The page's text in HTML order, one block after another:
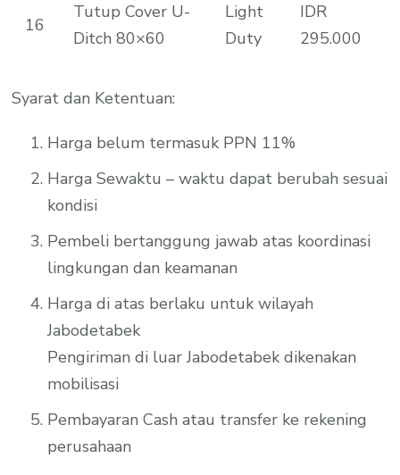
16
Tutup Cover U-
Ditch 80×60
Light
Duty
IDR
295.000
Syarat dan Ketentuan:
Harga belum termasuk PPN 11%
Harga Sewaktu – waktu dapat berubah sesuai
kondisi
Pembeli bertanggung jawab atas koordinasi
lingkungan dan keamanan
Harga di atas berlaku untuk wilayah
Jabodetabek
Pengiriman di luar Jabodetabek dikenakan
mobilisasi
Pembayaran Cash atau transfer ke rekening
perusahaan